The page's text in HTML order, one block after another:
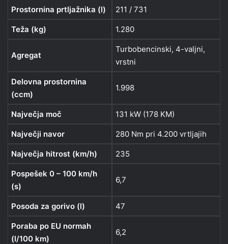
Prostornina prtljažnika (l) 211 / 731
Teža (kg) 1.280
Agregat
Turbobencinski, 4-valjni,
vrstni
Delovna prostornina
(ccm)
1.998
Največja moč 131 kW (178 KM)
Največji navor 280 Nm pri 4.200 vrtljajih
Največja hitrost (km/h) 235
Pospešek 0 – 100 km/h
(s)
6,7
Posoda za gorivo (l) 47
Poraba po EU normah
(l/100 km)
6,2